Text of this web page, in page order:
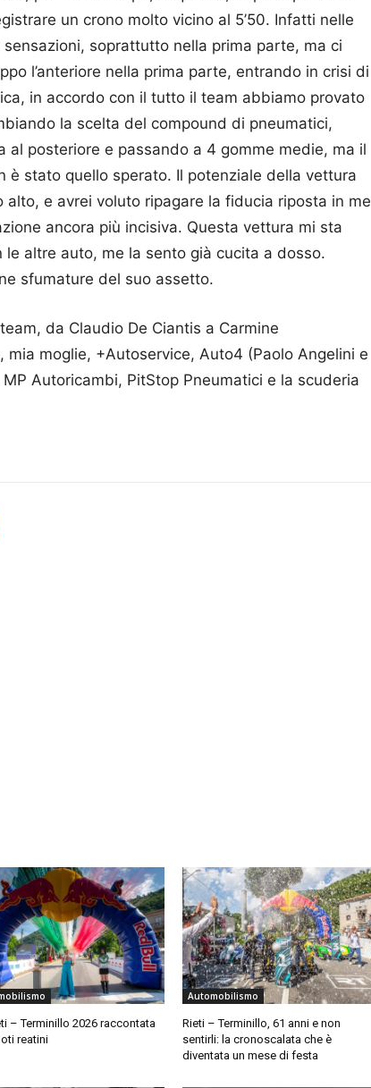
un crono molto vicino al 5’50. Infatti nelle
soprattutto nella prima parte, ma ci
l’anteriore nella prima parte, entrando in crisi di
in accordo con il tutto il team abbiamo provato
la scelta del compound di pneumatici,
al posteriore e passando a 4 gomme medie, ma il
è stato quello sperato. Il potenziale della vettura
e avrei voluto ripagare la fiducia riposta in me
ancora più incisiva. Questa vettura mi sta
altre auto, me la sento già cucita a dosso.
sfumature del suo assetto.
da Claudio De Ciantis a Carmine
mia moglie, +Autoservice, Auto4 (Paolo Angelini e
Autoricambi, PitStop Pneumatici e la scuderia
– Terminillo 2026 raccontata
reatini
Automobilismo
Rieti – Terminillo, 61 anni e non
sentirli: la cronoscalata che è
diventata un mese di festa